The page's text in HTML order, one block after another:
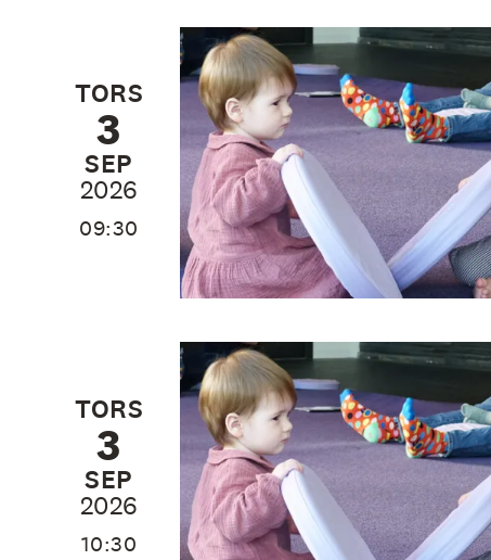
TORS
3
SEP
2026
09:30
TORS
3
SEP
2026
10:30